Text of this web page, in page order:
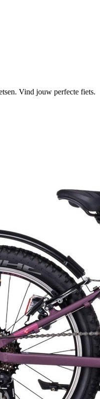
Vind jouw perfecte fiets.